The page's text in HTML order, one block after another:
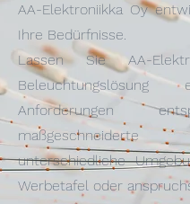
AA-Elektroniikka Oy
Ihre Bedürfnisse.
Lassen Sie AA-
Anforderungen
unterschiedliche
Werbetafel oder